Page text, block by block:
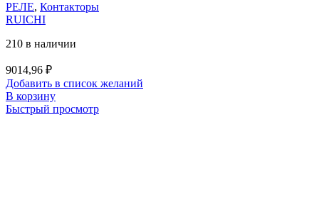
РЕЛЕ, Контакторы
RUICHI
210 в наличии
9014,96 ₽
Добавить в список желаний
В корзину
Быстрый просмотр